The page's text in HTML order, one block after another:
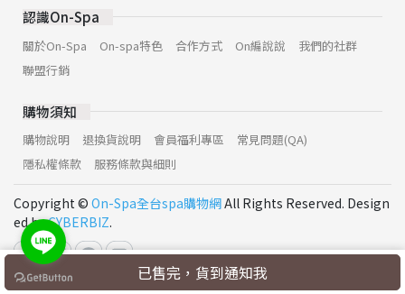
已售完，貨到通知我
認識On-Spa
關於On-Spa On-spa特色 合作方式 On編說說
我們的社群
聯盟行銷
購物須知
購物說明 退換貨說明 會員福利專區
常見問題(QA)
隱私權條款
服務條款與細則
Copyright © On-Spa全台spa購物網All Rights Reserved. Design
ed byCYBERBIZ.